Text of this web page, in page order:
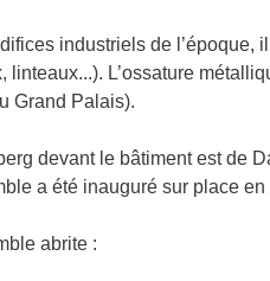
industriels de l’époque,
linteaux...). L’ossature
Grand Palais).
devant le bâtiment est de
a été inauguré sur place en
abrite :